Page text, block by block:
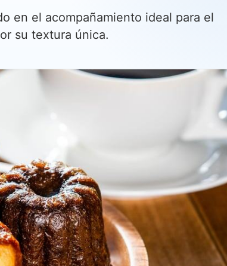
en el acompañamiento ideal para el
su textura única.